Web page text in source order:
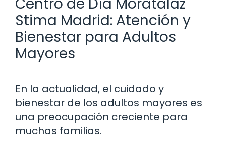
Stima Madrid: Atención y
Bienestar para Adultos
Mayores
En la actualidad, el cuidado y
bienestar de los adultos mayores es
una preocupación creciente para
muchas familias.